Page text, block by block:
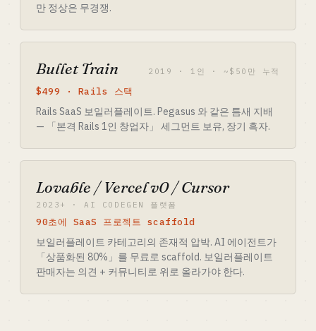
만 정상은 무경쟁.
Bullet Train 2019 · 1인 · ~$50만 누적
$499 · Rails 스택
Rails SaaS 보일러플레이트. Pegasus 와 같은 틈새 지배
— 「본격 Rails 1인 창업자」 세그먼트 보유, 장기 흑자.
Lovable / Vercel v0 / Cursor
2023+ · AI CODEGEN 플랫폼
90초에 SaaS 프로젝트 scaffold
보일러플레이트 카테고리의 존재적 압박. AI 에이전트가
「상품화된 80%」를 무료로 scaffold. 보일러플레이트
판매자는 의견 + 커뮤니티로 위로 올라가야 한다.